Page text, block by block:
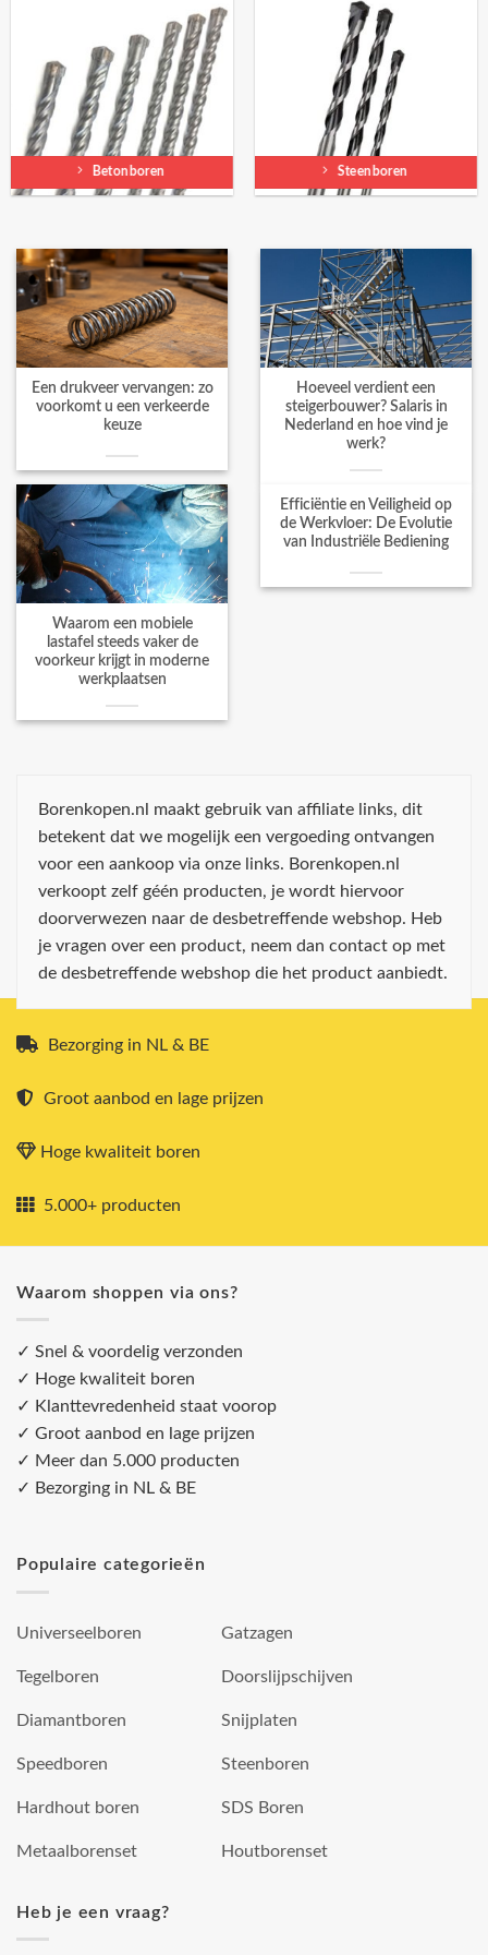
Betonboren Steenboren
Een drukveer vervangen: zo
voorkomt u een verkeerde
keuze
Hoeveel verdient een
steigerbouwer? Salaris in
Nederland en hoe vind je
werk?
Waarom een mobiele
lastafel steeds vaker de
voorkeur krijgt in moderne
werkplaatsen
Efficiëntie en Veiligheid op
de Werkvloer: De Evolutie
van Industriële Bediening
Borenkopen.nl maakt gebruik van affiliate links, dit
betekent dat we mogelijk een vergoeding ontvangen
voor een aankoop via onze links. Borenkopen.nl
verkoopt zelf géén producten, je wordt hiervoor
doorverwezen naar de desbetreffende webshop. Heb
je vragen over een product, neem dan contact op met
de desbetreffende webshop die het product aanbiedt.
Bezorging in NL & BE
Groot aanbod en lage prijzen
Hoge kwaliteit boren
5.000+ producten
Waarom shoppen via ons?
✓ Snel & voordelig verzonden
✓ Hoge kwaliteit boren
✓ Klanttevredenheid staat voorop
✓ Groot aanbod en lage prijzen
✓ Meer dan 5.000 producten
✓ Bezorging in NL & BE
Populaire categorieën
Universeelboren
Tegelboren
Diamantboren
Speedboren
Hardhout boren
Metaalborenset
Gatzagen
Doorslijpschijven
Snijplaten
Steenboren
SDS Boren
Houtborenset
Heb je een vraag?